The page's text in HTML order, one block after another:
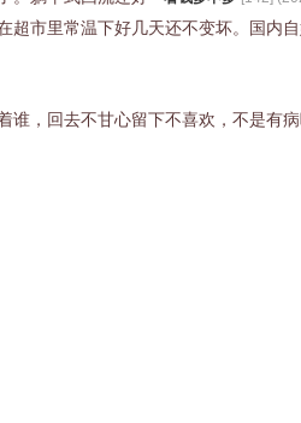
超市里常温下好几天还不变坏。国内
，回去不甘心留下不喜欢，不是有病